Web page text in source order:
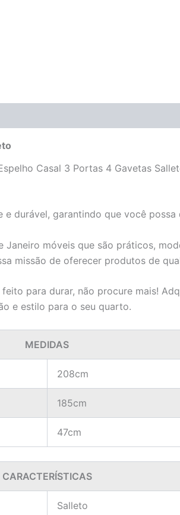
Casal 3 Portas 4 Gavetas
durável, garantindo que você
móveis que são práticos,
missão de oferecer produtos de
para durar, não procure mais!
e estilo para o seu quarto.
MEDIDAS
208cm
185cm
47cm
CARACTERÍSTICAS
Salleto